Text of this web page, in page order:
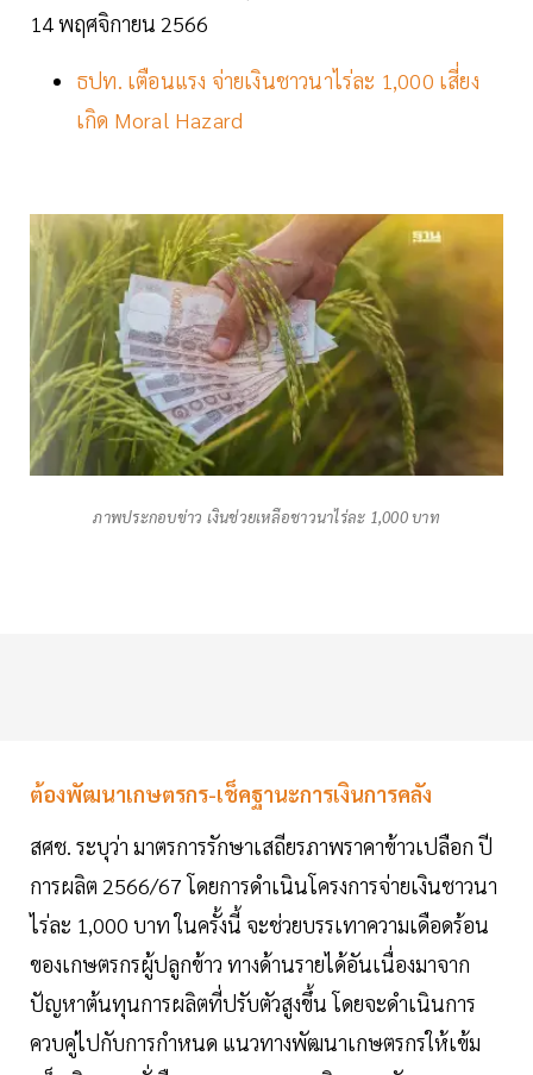
14 พฤศจิกายน 2566
ธปท. เตือนแรง จ่ายเงินชาวนาไร่ละ 1,000 เสี่ยง
เกิด Moral Hazard
ภาพประกอบข่าว เงินช่วยเหลือชาวนาไร่ละ 1,000 บาท
ต้องพัฒนาเกษตรกร-เช็คฐานะการเงินการคลัง
สศช. ระบุว่า มาตรการรักษาเสถียรภาพราคาข้าวเปลือก ปี
การผลิต 2566/67 โดยการดำเนินโครงการจ่ายเงินชาวนา
ไร่ละ 1,000 บาท ในครั้งนี้ จะช่วยบรรเทาความเดือดร้อน
ของเกษตรกรผู้ปลูกข้าว ทางด้านรายได้อันเนื่องมาจาก
ปัญหาต้นทุนการผลิตที่ปรับตัวสูงขึ้น โดยจะดำเนินการ
ควบคู่ไปกับการกำหนด แนวทางพัฒนาเกษตรกรให้เข้ม